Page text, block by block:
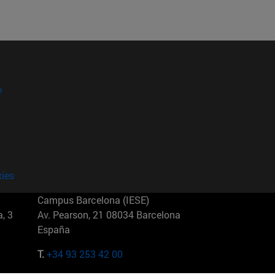
3
Campus Barcelona (IESE)
Av. Pearson, 21 08034 Barcelona
España
T.+34 93 253 42 00